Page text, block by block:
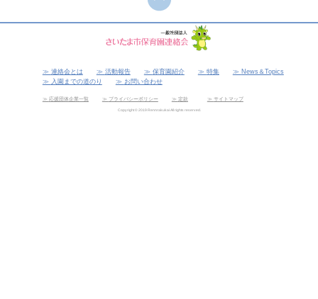
連絡会とは 活動報告 保育園紹介 特集
News＆Topics
入園までの道のり
お問い合わせ
応援団体企業一覧 プライバシーポリシー 定款 サイトマップ
Copyright © 2019 Rennrakukai All rights reserved.